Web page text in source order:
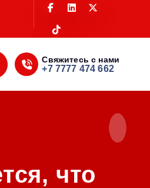
Свяжитесь с нами
+7 7777 474 662
что